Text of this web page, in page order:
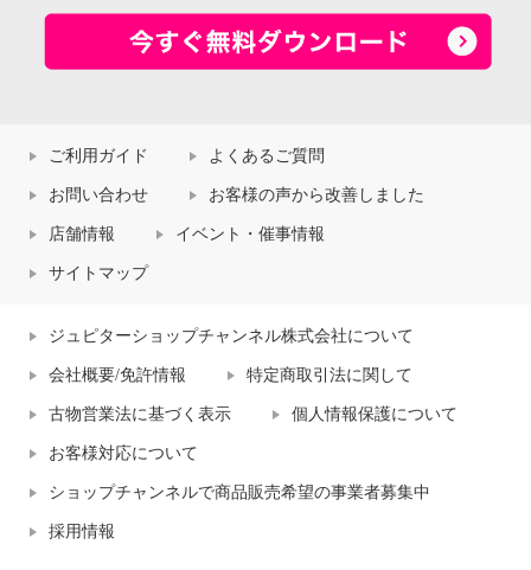
ご利用ガイド よくあるご質問
お問い合わせ お客様の声から改善しました
店舗情報 イベント・催事情報
サイトマップ
ジュピターショップチャンネル株式会社について
会社概要/免許情報 特定商取引法に関して
古物営業法に基づく表示 個人情報保護について
お客様対応について
ショップチャンネルで商品販売希望の事業者募集中
採用情報